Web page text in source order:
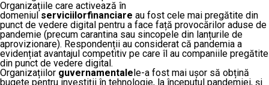
Organizațiile care activează în
domeniulserviciilorfinanciare au fost cele mai pregătite din
punct de vedere digital pentru a face față provocărilor aduse de
pandemie (precum carantina sau sincopele din lanțurile de
aprovizionare). Respondenții au considerat că pandemia a
evidențiat avantajul competitiv pe care îl au companiile pregătite
din punct de vedere digital.
Organizațiilor guvernamentalele-a fost mai ușor să obțină
bugete pentru investiții în tehnologie, la începutul pandemiei, și